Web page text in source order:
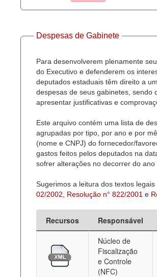
Agenda
Perguntas frequentes
Despesas de Gabinete
Para desenvolverem plenamente
do Executivo e defenderem os
deputados estaduais têm direito a
despesas de seus gabinetes, sendo
apresentar justificativas e
Este arquivo contém uma lista de
agrupadas por tipo, por ano e por
(nome e CNPJ) do fornecedor/
gastos feitos pelos deputados na
sofrer alterações no decorrer do ano
Sugerimos a leitura dos textos
02/2002
Resolução n° 822/2001 e
Recursos Responsável
Núcleo de
Fiscalização
e Controle
(NFC)